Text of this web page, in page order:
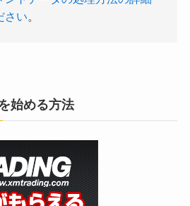
さい。
始める方法